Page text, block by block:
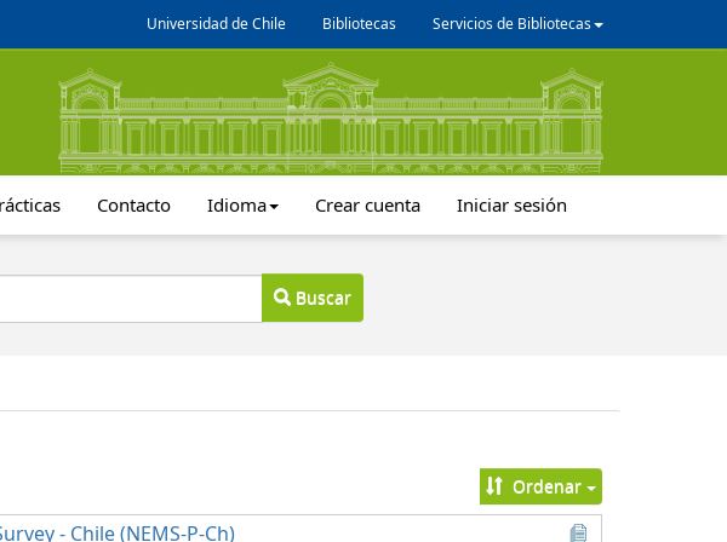
Universidad de Chile Bibliotecas Servicios de Bibliotecas
Contacto Idioma Crear cuenta Iniciar sesión
Buscar
Ordenar
- Chile (NEMS-P-Ch)